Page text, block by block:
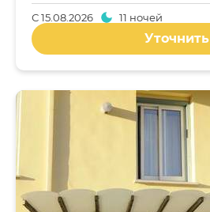
С15.08.2026 11 ночей
Уточнить